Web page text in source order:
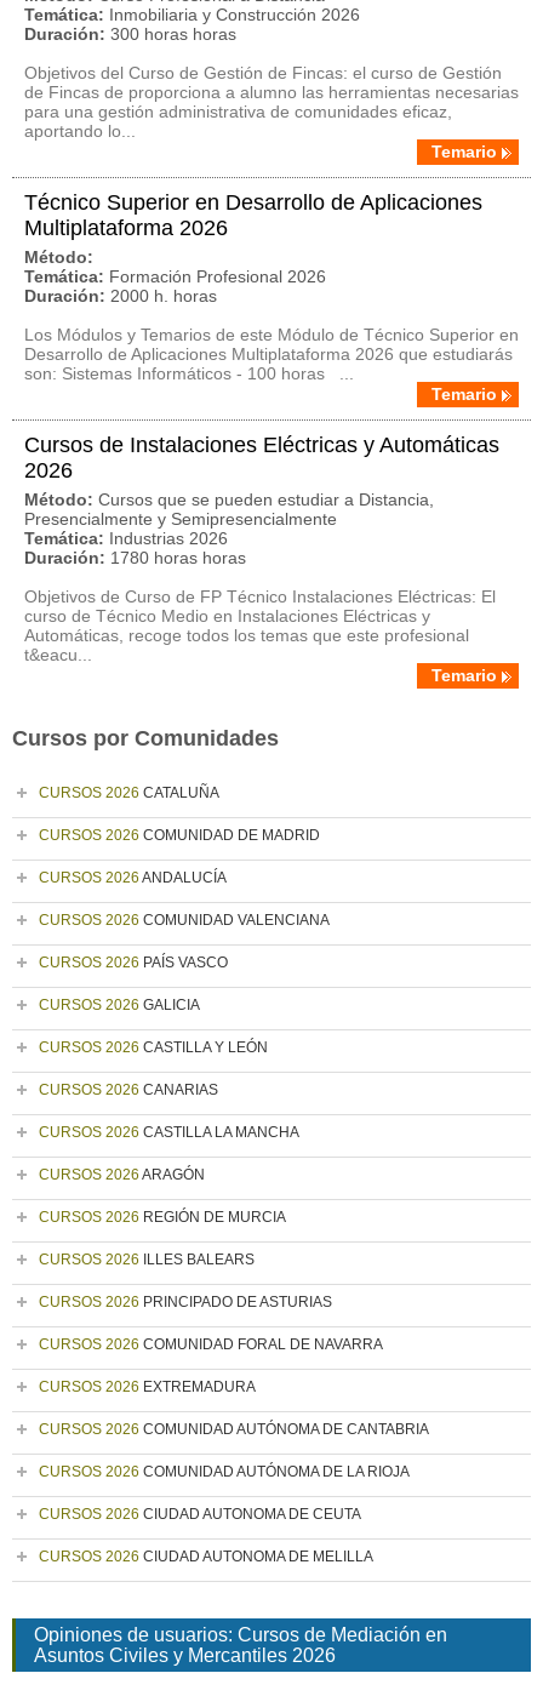
Temática: Inmobiliaria y Construcción 2026
Duración: 300 horas horas
Objetivos del Curso de Gestión de Fincas: el curso de Gestión
de Fincas de proporciona a alumno las herramientas necesarias
para una gestión administrativa de comunidades eficaz,
aportando lo...
Temario
Técnico Superior en Desarrollo de Aplicaciones
Multiplataforma 2026
Método:
Temática: Formación Profesional 2026
Duración: 2000 h. horas
Los Módulos y Temarios de este Módulo de Técnico Superior en
Desarrollo de Aplicaciones Multiplataforma 2026 que estudiarás
son: Sistemas Informáticos - 100 horas ...
Temario
Cursos de Instalaciones Eléctricas y Automáticas
2026
Método: Cursos que se pueden estudiar a Distancia,
Presencialmente y Semipresencialmente
Temática: Industrias 2026
Duración: 1780 horas horas
Objetivos de Curso de FP Técnico Instalaciones Eléctricas: El
curso de Técnico Medio en Instalaciones Eléctricas y
Automáticas, recoge todos los temas que este profesional
t&eacu...
Temario
Cursos por Comunidades
CURSOS 2026 CATALUÑA
CURSOS 2026 COMUNIDAD DE MADRID
CURSOS 2026 ANDALUCÍA
CURSOS 2026 COMUNIDAD VALENCIANA
CURSOS 2026 PAÍS VASCO
CURSOS 2026 GALICIA
CURSOS 2026 CASTILLA Y LEÓN
CURSOS 2026 CANARIAS
CURSOS 2026 CASTILLA LA MANCHA
CURSOS 2026 ARAGÓN
CURSOS 2026 REGIÓN DE MURCIA
CURSOS 2026 ILLES BALEARS
CURSOS 2026 PRINCIPADO DE ASTURIAS
CURSOS 2026 COMUNIDAD FORAL DE NAVARRA
CURSOS 2026 EXTREMADURA
CURSOS 2026 COMUNIDAD AUTÓNOMA DE CANTABRIA
CURSOS 2026 COMUNIDAD AUTÓNOMA DE LA RIOJA
CURSOS 2026 CIUDAD AUTONOMA DE CEUTA
CURSOS 2026 CIUDAD AUTONOMA DE MELILLA
Opiniones de usuarios: Cursos de Mediación en
Asuntos Civiles y Mercantiles 2026